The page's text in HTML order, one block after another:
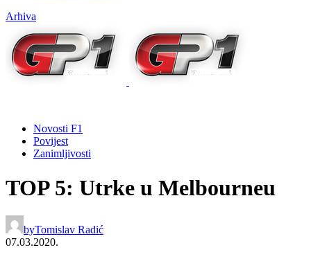
Arhiva
Novosti F1
Povijest
Zanimljivosti
TOP 5: Utrke u Melbourneu
byTomislav Radić
07.03.2020.